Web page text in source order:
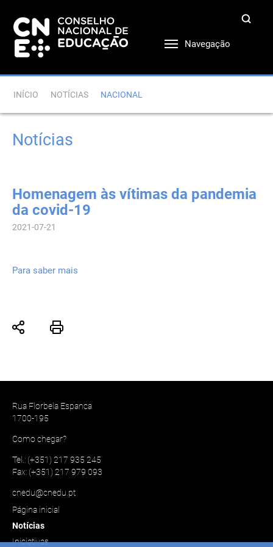
Navegação
INÍCIO NOTÍCIAS NACIONAL
Notícias
Homenagem às vítimas da pandemia
da covid-19
2021-07-21
Para saber mais
Rua Florbela Espanca
1700-195
Como chegar?
Tel.: (+351) 217 935 245
Fax: (+351) 217 979 093
cnedu@cnedu.pt
Página inicial
Notícias
Iniciativas